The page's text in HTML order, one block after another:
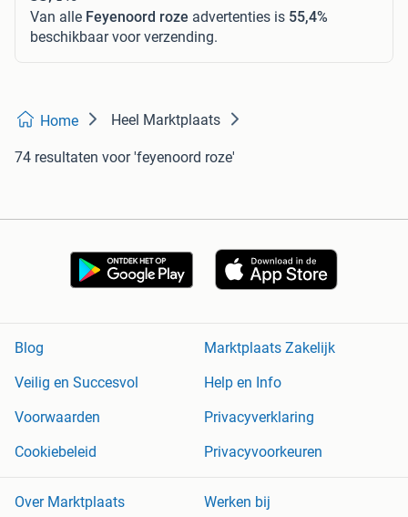
Van alle Feyenoord roze advertenties is 55,4%
beschikbaar voor verzending.
Home Heel Marktplaats
74 resultaten voor 'feyenoord roze'
Blog
Marktplaats Zakelijk
Veilig en Succesvol
Help en Info
Voorwaarden
Privacyverklaring
Cookiebeleid
Privacyvoorkeuren
Over Marktplaats Werken bij